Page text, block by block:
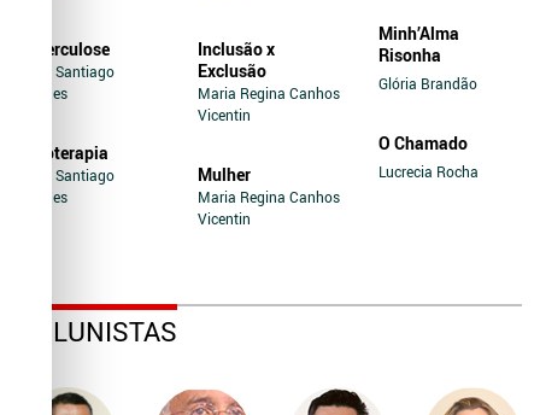
Tuberculose
Jairo Santiago
Novaes
Soroterapia
Jairo Santiago
Novaes
Inclusão x
Exclusão
Maria Regina Canhos
Vicentin
Mulher
Maria Regina Canhos
Vicentin
Minh’Alma
Risonha
Glória Brandão
O Chamado
Lucrecia Rocha
COLUNISTAS